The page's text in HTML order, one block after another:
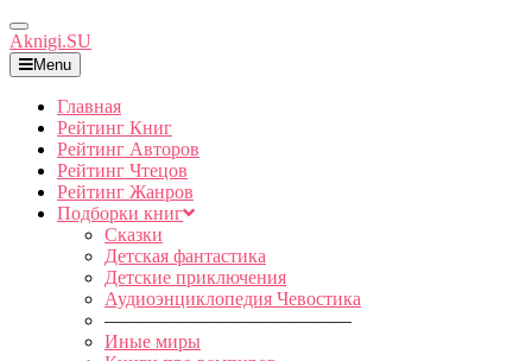
Toggle
Navigation
Aknigi.SU
Menu
Главная
Рейтинг Книг
Рейтинг Авторов
Рейтинг Чтецов
Рейтинг Жанров
Подборки книг
Сказки
Детская фантастика
Детские приключения
Аудиоэнциклопедия Чевостика
—————————————
Иные миры